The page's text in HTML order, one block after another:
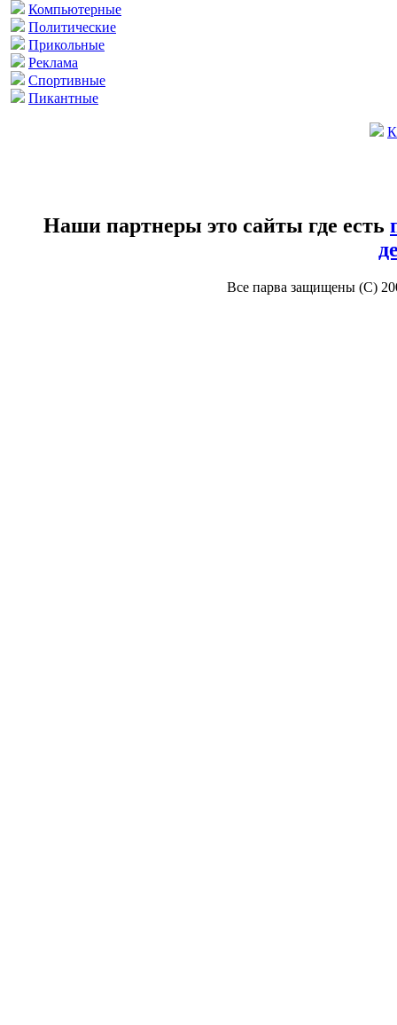
Компьютерные
Политические
Прикольные
Реклама
Спортивные
Пикантные
Наши партнеры это сайты где есть
Все парва защищены (С)